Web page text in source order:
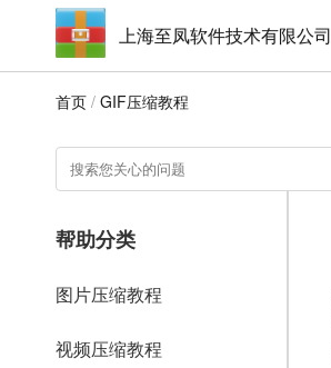
上海至凤软件技术有限公司
首页 / GIF压缩教程
帮助分类
图片压缩教程
视频压缩教程